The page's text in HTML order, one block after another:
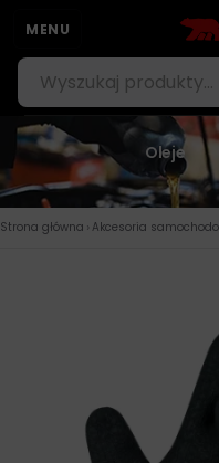
MENU
Oleje
Strona główna › Akcesoria